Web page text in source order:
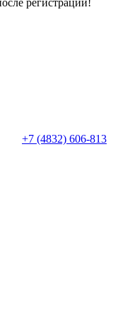
регистрации!
+7 (4832) 606-813